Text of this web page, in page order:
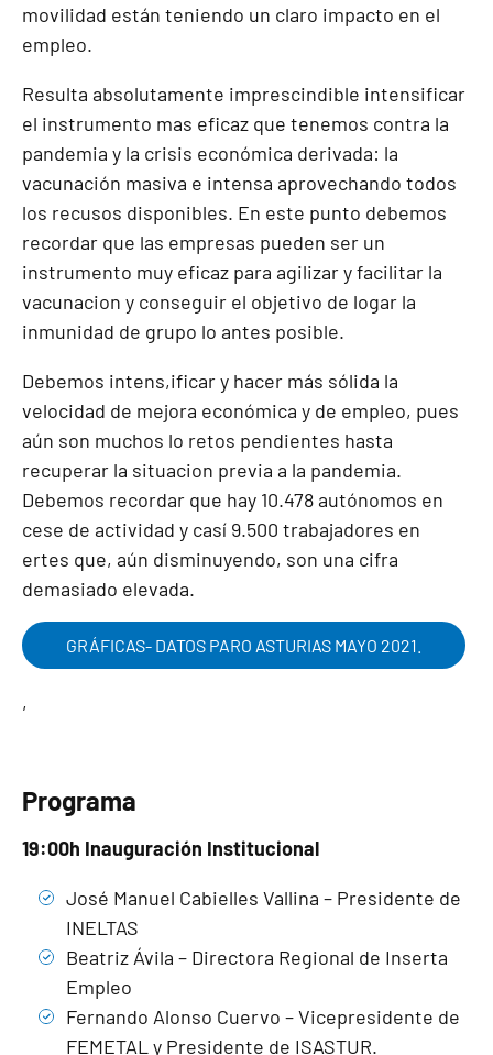
movilidad están teniendo un claro impacto en el
empleo.
Resulta absolutamente imprescindible intensificar
el instrumento mas eficaz que tenemos contra la
pandemia y la crisis económica derivada: la
vacunación masiva e intensa aprovechando todos
los recusos disponibles. En este punto debemos
recordar que las empresas pueden ser un
instrumento muy eficaz para agilizar y facilitar la
vacunacion y conseguir el objetivo de logar la
inmunidad de grupo lo antes posible.
Debemos intens,ificar y hacer más sólida la
velocidad de mejora económica y de empleo, pues
aún son muchos lo retos pendientes hasta
recuperar la situacion previa a la pandemia.
Debemos recordar que hay 10.478 autónomos en
cese de actividad y casí 9.500 trabajadores en
ertes que, aún disminuyendo, son una cifra
demasiado elevada.
GRÁFICAS- DATOS PARO ASTURIAS MAYO 2021.
,
Programa
19:00h Inauguración Institucional
José Manuel Cabielles Vallina – Presidente de
INELTAS
Beatriz Ávila – Directora Regional de Inserta
Empleo
Fernando Alonso Cuervo – Vicepresidente de
FEMETAL y Presidente de ISASTUR.